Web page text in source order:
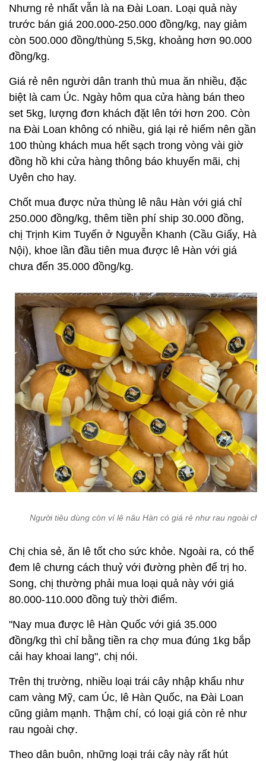
Nhưng rẻ nhất vẫn là na Đài Loan. Loại quả này
trước bán giá 200.000-250.000 đồng/kg, nay giảm
còn 500.000 đồng/thùng 5,5kg, khoảng hơn 90.000
đồng/kg.
Giá rẻ nên người dân tranh thủ mua ăn nhiều, đặc
biệt là cam Úc. Ngày hôm qua cửa hàng bán theo
set 5kg, lượng đơn khách đặt lên tới hơn 200. Còn
na Đài Loan không có nhiều, giá lại rẻ hiếm nên gần
100 thùng khách mua hết sạch trong vòng vài giờ
đồng hồ khi cửa hàng thông báo khuyến mãi, chị
Uyên cho hay.
Chốt mua được nửa thùng lê nâu Hàn với giá chỉ
250.000 đồng/kg, thêm tiền phí ship 30.000 đồng,
chị Trịnh Kim Tuyến ở Nguyễn Khanh (Cầu Giấy, Hà
Nội), khoe lần đầu tiên mua được lê Hàn với giá
chưa đến 35.000 đồng/kg.
Người tiêu dùng còn ví lê nâu Hàn có giá rẻ như rau ngoài chợ.
Chị chia sẻ, ăn lê tốt cho sức khỏe. Ngoài ra, có thể
đem lê chưng cách thuỷ với đường phèn để trị ho.
Song, chị thường phải mua loại quả này với giá
80.000-110.000 đồng tuỳ thời điểm.
"Nay mua được lê Hàn Quốc với giá 35.000
đồng/kg thì chỉ bằng tiền ra chợ mua đúng 1kg bắp
cải hay khoai lang", chị nói.
Trên thị trường, nhiều loại trái cây nhập khẩu như
cam vàng Mỹ, cam Úc, lê Hàn Quốc, na Đài Loan
cũng giảm mạnh. Thậm chí, có loại giá còn rẻ như
rau ngoài chợ.
Theo dân buôn, những loại trái cây này rất hút